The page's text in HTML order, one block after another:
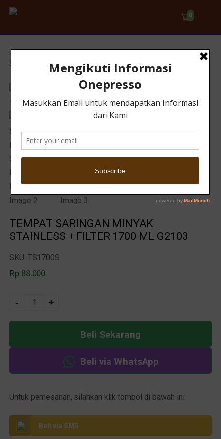
0
Home
STAINLESS + FILTER 1700 ML G2103
TEMPAT SARINGAN MINYAK
STAINLESS + FILTER 1700 ML G2103
SKU: TS1700S
Rp 88.000
- +
Beli Sekarang
Beli via WhatsApp
e
r
n
a
ti
:
Untuk pemesanan, silahkan klik tombol di bawah ini:
Beli via SMS